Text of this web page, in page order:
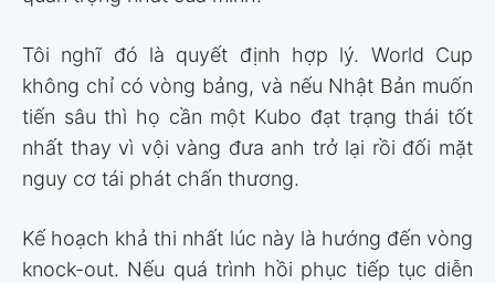
Tôi nghĩ đó là quyết định hợp lý. World Cup
không chỉ có vòng bảng, và nếu Nhật Bản muốn
tiến sâu thì họ cần một Kubo đạt trạng thái tốt
nhất thay vì vội vàng đưa anh trở lại rồi đối mặt
nguy cơ tái phát chấn thương.
Kế hoạch khả thi nhất lúc này là hướng đến vòng
knock-out. Nếu quá trình hồi phục tiếp tục diễn